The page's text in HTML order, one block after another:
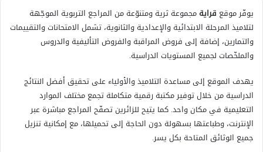
يوفّر موقع قرايةمجموعة ثرية ومتنوّعة من المراجع التربوية الموجّهة
لتلاميذ المرحلة الابتدائية والإعدادية والثانوية، تشمل الامتحانات والتقييمات
والتمارين، إضافة إلى فروض المراقبة والفروض التأليفية والدروس
والملخّصات لجميع المستويات الدراسية.
يهدف الموقع إلى مساعدة التلاميذ والأولياء على تحقيق أفضل النتائج
الدراسية من خلال توفير مكتبة رقمية متكاملة تجمع مختلف الموارد
التعليمية في مكان واحد. كما يتيح للزائرين تصفّح المراجع مباشرة عبر
الإنترنت، وطباعتها بسهولة دون الحاجة إلى تحميلها، مع إمكانية تنزيل
جميع الوثائق المتاحة بكل يسر.